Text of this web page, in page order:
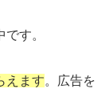
です。
えます。
広告を